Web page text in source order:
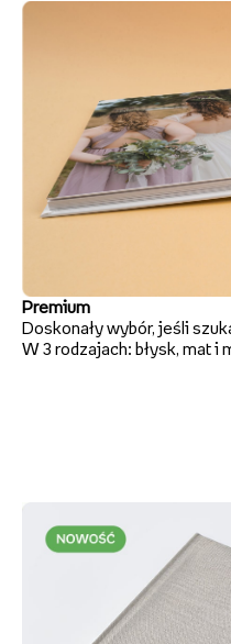
Premium
Doskonały wybór, jeśli
W 3 rodzajach: błysk, mat i